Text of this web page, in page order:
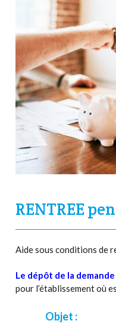
RENTREE
Aide sous conditions de
Le dépôt de la
pour l’établissement où
Objet :